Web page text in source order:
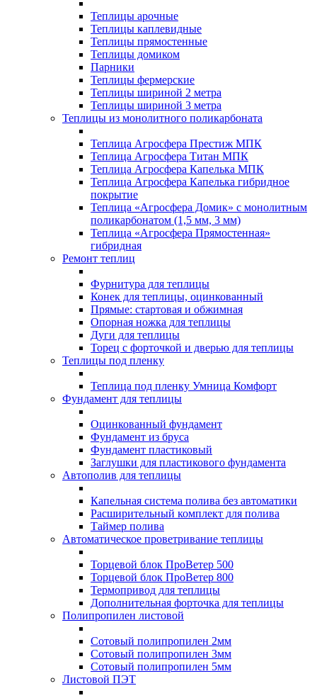
Теплицы арочные
Теплицы каплевидные
Теплицы прямостенные
Теплицы домиком
Парники
Теплицы фермерские
Теплицы шириной 2 метра
Теплицы шириной 3 метра
Теплицы из монолитного поликарбоната
Теплица Агросфера Престиж МПК
Теплица Агросфера Титан МПК
Теплица Агросфера Капелька МПК
Теплица Агросфера Капелька гибридное
покрытие
Теплица «Агросфера Домик» с монолитным
поликарбонатом (1,5 мм, 3 мм)
Теплица «Агросфера Прямостенная»
гибридная
Ремонт теплиц
Фурнитура для теплицы
Конек для теплицы, оцинкованный
Прямые: стартовая и обжимная
Опорная ножка для теплицы
Дуги для теплицы
Торец с форточкой и дверью для теплицы
Теплицы под пленку
Теплица под пленку Умница Комфорт
Фундамент для теплицы
Оцинкованный фундамент
Фундамент из бруса
Фундамент пластиковый
Заглушки для пластикового фундамента
Автополив для теплицы
Капельная система полива без автоматики
Расширительный комплект для полива
Таймер полива
Автоматическое проветривание теплицы
Торцевой блок ПроВетер 500
Торцевой блок ПроВетер 800
Термопривод для теплицы
Дополнительная форточка для теплицы
Полипропилен листовой
Сотовый полипропилен 2мм
Сотовый полипропилен 3мм
Сотовый полипропилен 5мм
Листовой ПЭТ